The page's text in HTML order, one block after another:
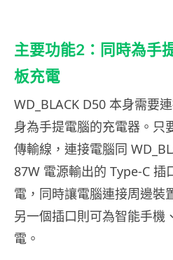
主要功能2：同時為手
板充電
WD_BLACK D50 本身需要
身為手提電腦的充電器。只
傳輸線，連接電腦同
87W 電源輸出的 Type-C 插
電，同時讓電腦連接周邊裝
另一個插口則可為智能手機
電。